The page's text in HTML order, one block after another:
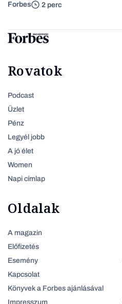
Forbes 2 perc
Rovatok
Podcast
Üzlet
Pénz
Legyél jobb
A jó élet
Women
Napi címlap
Oldalak
A magazin
Előfizetés
Esemény
Kapcsolat
Könyvek a Forbes ajánlásával
Impresszum